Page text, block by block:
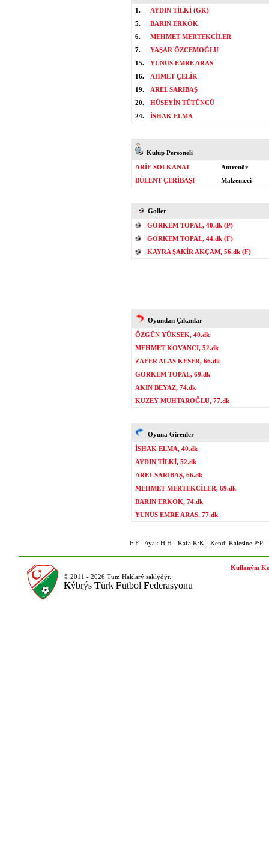
1.
AYDIN TİLKİ (GK)
5.
BARIN ERKÖK
6.
MEHMET MERTEKCİLER
7.
YAŞAR ÖZCEMOĞLU
15.
YUNUS EMRE ARAS
16.
AHMET ÇELİK
19.
AREL SARIBAŞ
20.
HÜSEYİN TÜTÜNCÜ
24.
İSHAK ELMA
Kulüp Personeli
ARİF SOLKANAT
Antrenör
BÜLENT ÇERİBAŞI
Malzemeci
Goller
GÖRKEM TOPAL, 40.dk (P)
GÖRKEM TOPAL, 44.dk (F)
KAYRA ŞAKİR AKÇAM, 56.dk (F)
Oyundan Çıkanlar
ÖZGÜN YÜKSEK, 40.dk
MEHMET KOVANCI, 52.dk
ZAFER ALAS KESER, 66.dk
GÖRKEM TOPAL, 69.dk
AKIN BEYAZ, 74.dk
KUZEY MUHTAROĞLU, 77.dk
Oyuna Girenler
İSHAK ELMA, 40.dk
AYDIN TİLKİ, 52.dk
AREL SARIBAŞ, 66.dk
MEHMET MERTEKCİLER, 69.dk
BARIN ERKÖK, 74.dk
YUNUS EMRE ARAS, 77.dk
F:F - Ayak H:H - Kafa K:K - Kendi Kalesine P:P -
© 2011 - 2026 Tüm Haklarý saklýdýr.
Kýbrýs Türk Futbol Federasyonu
Kullaným